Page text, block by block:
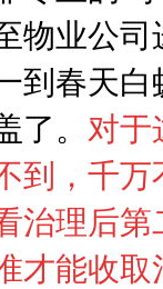
物业公
到春天
了。 对于
到，千
治理后
才能收